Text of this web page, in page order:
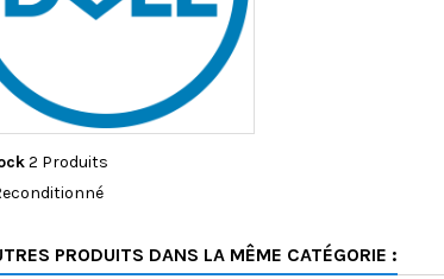
2 Produits
PRODUITS DANS LA MÊME CATÉGORIE :